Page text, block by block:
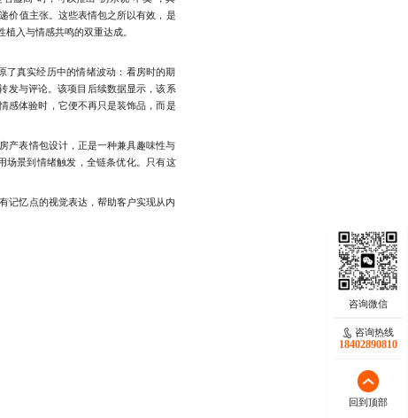
价值主张。这些表情包之所以有效，是
入与情感共鸣的双重达成。
真实经历中的情绪波动：看房时的期
发与评论。该项目后续数据显示，该系
感体验时，它便不再只是装饰品，而是
表情包设计，正是一种兼具趣味性与
场景到情绪触发，全链条优化。只有这
忆点的视觉表达，帮助客户实现从内
咨询热线
18402890810
回到顶部